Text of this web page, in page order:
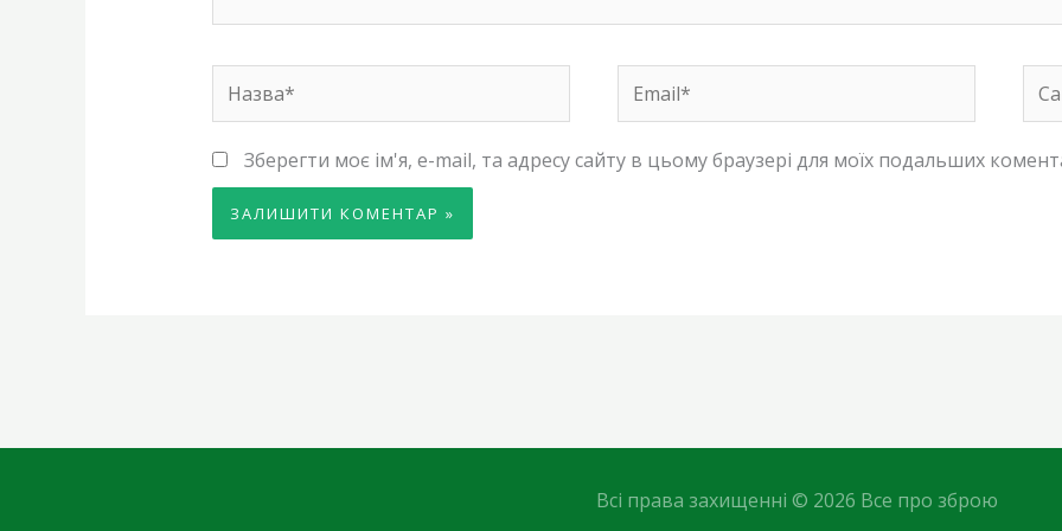
Назва* Email*
Зберегти моє ім'я, e-mail, та адресу сайту в цьому браузері для моїх подальших
Всі права захищенні © 2026 Все про зброю